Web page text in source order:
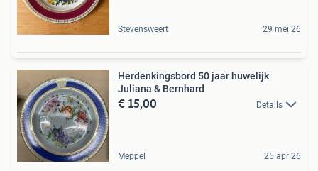
Stevensweert 29 mei 26
Herdenkingsbord 50 jaar huwelijk
Juliana & Bernhard
€ 15,00 Details
Meppel 25 apr 26